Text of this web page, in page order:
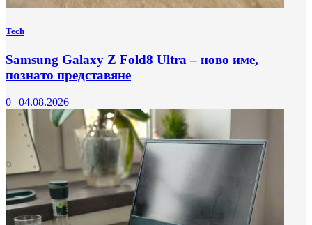
Tech
Samsung Galaxy Z Fold8 Ultra – ново име,
познато представяне
0 | 04.08.2026